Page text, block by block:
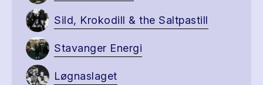
Sild, Krokodill & the Saltpastill
Stavanger Energi
Løgnaslaget